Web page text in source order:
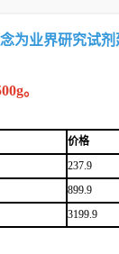
为业界研究试
。
价格
237.9
899.9
3199.9